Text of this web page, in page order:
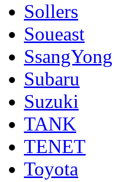
Sollers
Soueast
SsangYong
Subaru
Suzuki
TANK
TENET
Toyota